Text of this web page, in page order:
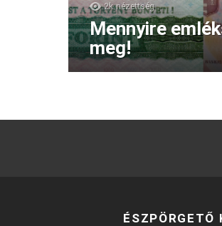
2k nézettség
Mennyire
meg!
ÉSZPÖRGETŐ